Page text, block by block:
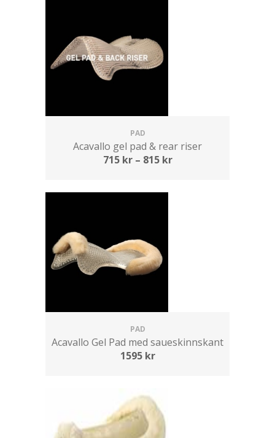
PAD
Acavallo gel pad & rear riser
715 kr– 815 kr
PAD
Acavallo Gel Pad med saueskinnskant
1595 kr